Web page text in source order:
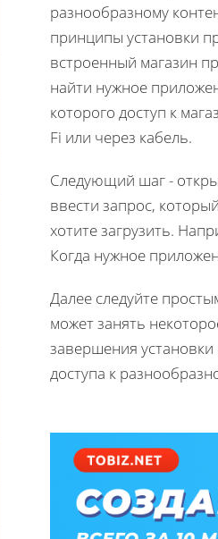
разнообразному
принципы установки
встроенный магазин
найти нужное
которого доступ к
Fi или через кабель.
Следующий шаг -
ввести запрос,
хотите загрузить.
Когда нужное
Далее следуйте
может занять
завершения
доступа к